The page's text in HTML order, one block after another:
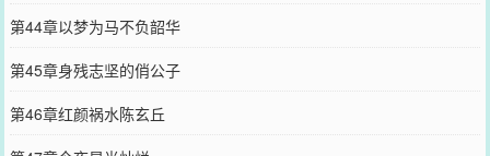
第44章以梦为马不负韶华
第45章身残志坚的俏公子
第46章红颜祸水陈玄丘